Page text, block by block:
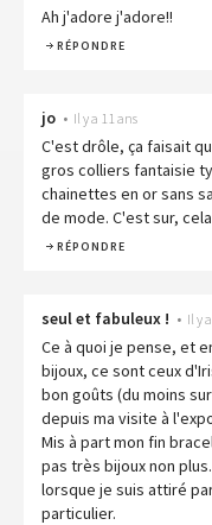
Ah j'adore j'adore!!
RÉPONDRE
jo • Il y a 11 ans
C'est drôle, ça faisait
gros colliers fantaisie
chainettes en or sans
de mode. C'est sur,
RÉPONDRE
seul et fabuleux ! • Il y
Ce à quoi je pense, et
bijoux, ce sont ceux
bon goûts (du moins
depuis ma visite à
Mis à part mon fin
pas très bijoux non
lorsque je suis attiré
particulier.